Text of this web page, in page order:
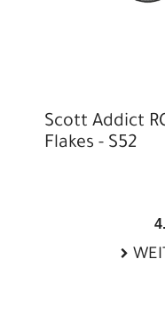
Scott Addict
Flakes - S52